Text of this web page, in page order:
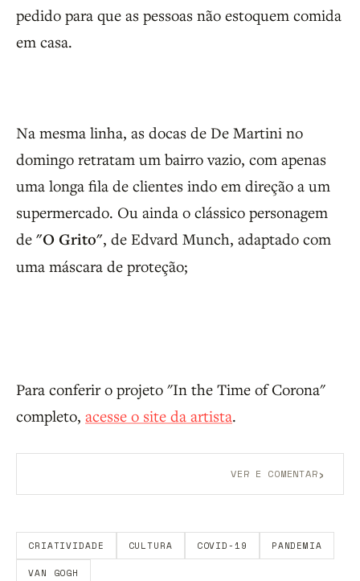
pedido para que as pessoas não estoquem comida
em casa.
Na mesma linha, as docas de De Martini no
domingo retratam um bairro vazio, com apenas
uma longa fila de clientes indo em direção a um
supermercado. Ou ainda o clássico personagem
de "O Grito", de Edvard Munch, adaptado com
uma máscara de proteção;
Para conferir o projeto "In the Time of Corona"
completo, acesse o site da artista.
VER E COMENTAR›
CRIATIVIDADE CULTURA COVID-19 PANDEMIA
VAN GOGH